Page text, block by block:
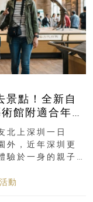
點！全新自
館附適合年
北上深圳一日
外，近年深圳更
驗於一身的親子
動